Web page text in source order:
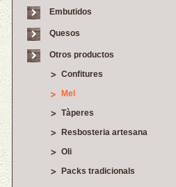
Embutidos
Quesos
Otros productos
Confitures
Mel
Tàperes
Resbosteria artesana
Oli
Packs tradicionals